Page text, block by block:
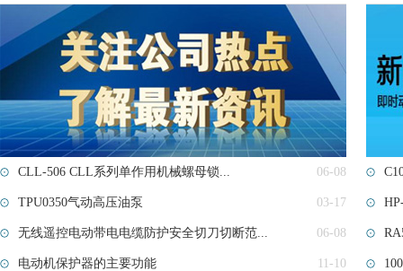
CLL-506 CLL系列单作用机械螺母锁... 06-08
TPU0350气动高压油泵 03-17
无线遥控电动带电电缆防护安全切刀切断范... 06-08
电动机保护器的主要功能 11-10